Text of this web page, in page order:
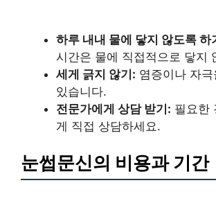
하루 내내 물에 닿지 않도록 하
시간은 물에 직접적으로 닿지
세게 긁지 않기: 염증이나 자
있습니다.
전문가에게 상담 받기: 필요한
게 직접 상담하세요.
눈썹문신의 비용과 기간